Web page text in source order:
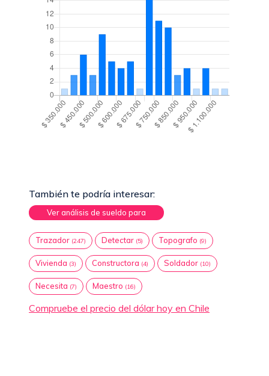
También te podría interesar:
Ver análisis de sueldo para
Trazador (247) Detectar (5) Topografo (9)
Vivienda (3) Constructora (4) Soldador (10)
Necesita (7) Maestro (16)
Compruebe el precio del dólar hoy en Chile